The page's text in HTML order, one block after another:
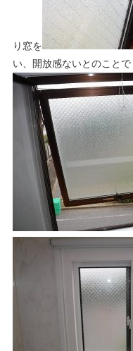
り窓を
い、開放感ないとのことで